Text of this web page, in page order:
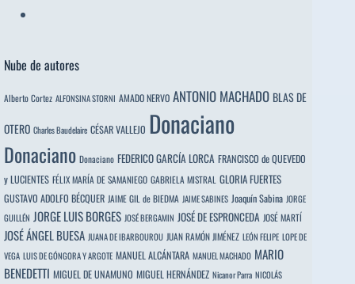
Nube de autores
Alberto Cortez ALFONSINA STORNI AMADO NERVO ANTONIO MACHADO BLAS DE
OTERO Charles Baudelaire CÉSAR VALLEJO Donaciano
Donaciano Donaciano FEDERICO GARCÍA LORCA FRANCISCO de QUEVEDO
y LUCIENTES FÉLIX MARÍA DE SAMANIEGO GABRIELA MISTRAL GLORIA FUERTES
GUSTAVO ADOLFO BÉCQUER JAIME GIL de BIEDMA JAIME SABINES Joaquín Sabina JORGE
GUILLÉN JORGE LUIS BORGES JOSÉ BERGAMIN JOSÉ DE ESPRONCEDA JOSÉ MARTÍ
JOSÉ ÁNGEL BUESA JUANA DE IBARBOUROU JUAN RAMÓN JIMÉNEZ LEÓN FELIPE LOPE DE
VEGA LUIS DE GÓNGORA Y ARGOTE MANUEL ALCÁNTARA MANUEL MACHADO MARIO
BENEDETTI MIGUEL DE UNAMUNO MIGUEL HERNÁNDEZ Nicanor Parra NICOLÁS